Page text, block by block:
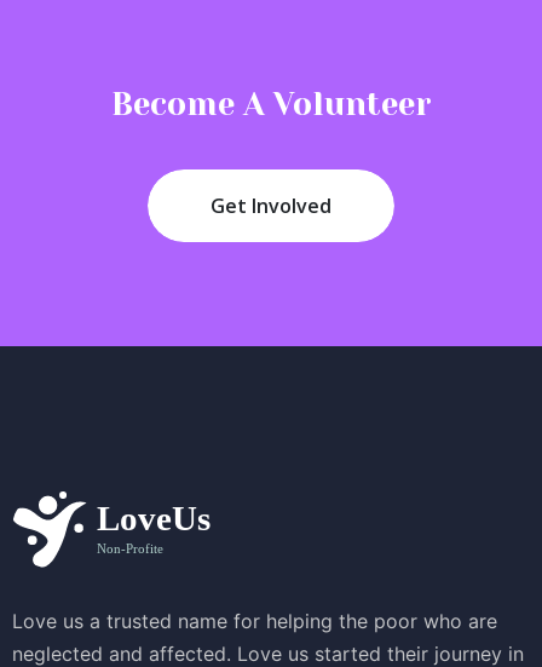
Become A Volunteer
Get Involved
Love us a trusted name for helping the poor who are
neglected and affected. Love us started their journey in